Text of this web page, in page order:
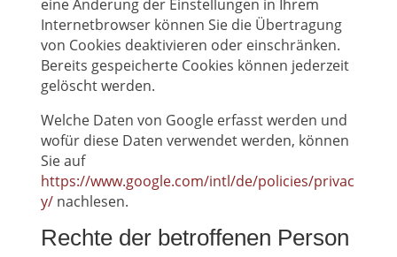
eine Änderung der Einstellungen in Ihrem
Internetbrowser können Sie die Übertragung
von Cookies deaktivieren oder einschränken.
Bereits gespeicherte Cookies können jederzeit
gelöscht werden.
Welche Daten von Google erfasst werden und
wofür diese Daten verwendet werden, können
Sie auf
https://www.google.com/intl/de/policies/privac
y/nachlesen.
Rechte der betroffenen Person